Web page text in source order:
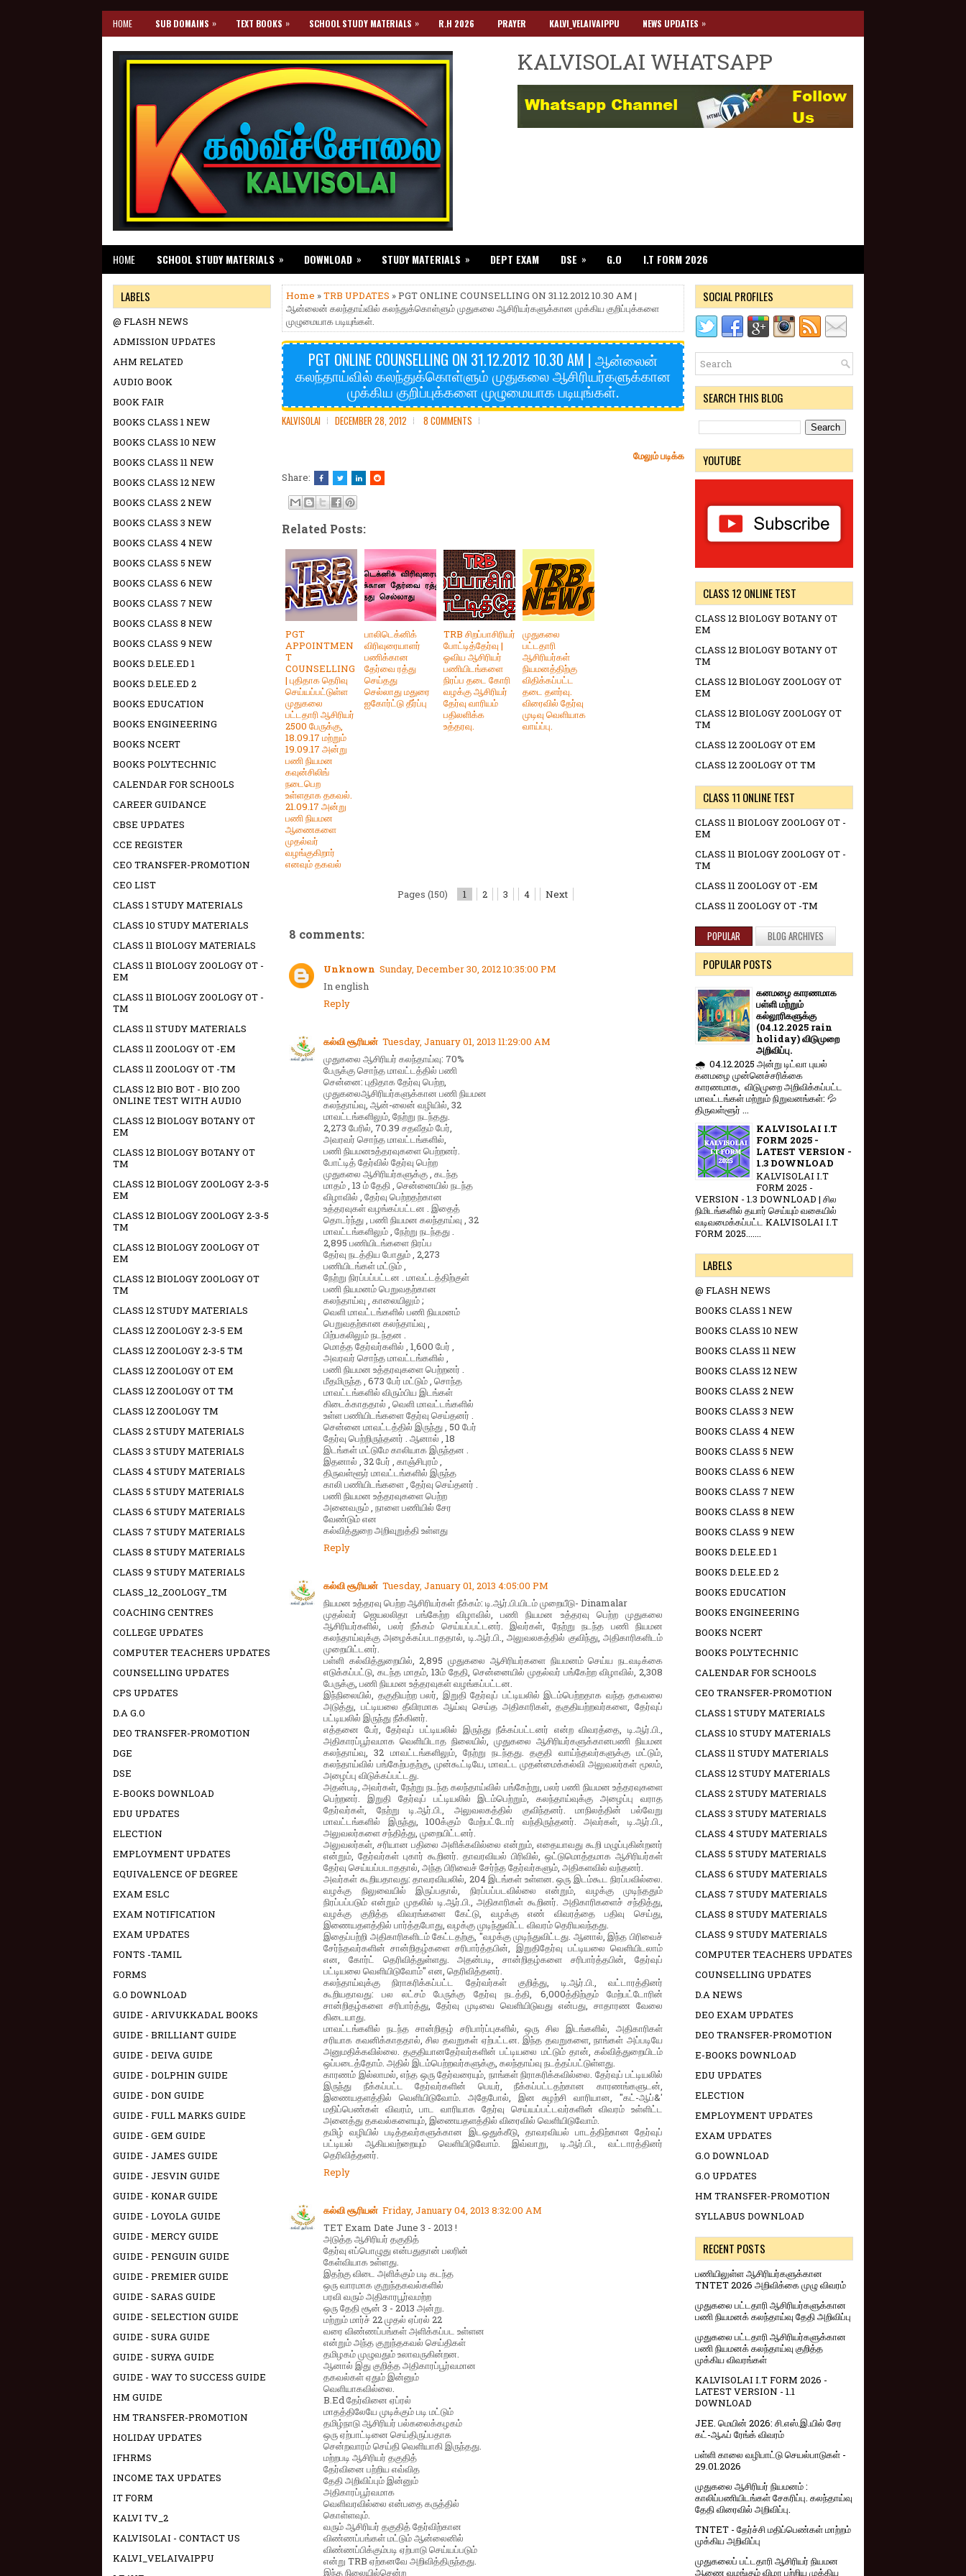
HOME SUB DOMAINS » TEXT BOOKS » SCHOOL STUDY MATERIALS » R.H 2026 PRAYER KALVI_VELAIVAIPPU NEWS UPDATES »
KALVISOLAI WHATSAPP
HOME SCHOOL STUDY MATERIALS » DOWNLOAD » STUDY MATERIALS » DEPT EXAM DSE » G.O I.T FORM 2026
Home »TRB UPDATES » PGT ONLINE COUNSELLING ON 31.12.2012 10.30 AM |
ஆன்லைன் கலந்தாய்வில் கலந்துக்கொள்ளும் முதுகலை ஆசிரியர்களுக்கான முக்கிய குறிப்புக்களை
முழுமையாக படியுங்கள்.
PGT ONLINE COUNSELLING ON 31.12.2012 10.30 AM | ஆன்லைன்
கலந்தாய்வில் கலந்துக்கொள்ளும் முதுகலை ஆசிரியர்களுக்கான
முக்கிய குறிப்புக்களை முழுமையாக படியுங்கள்.
KALVISOLAI DECEMBER 28, 2012 8 COMMENTS
மேலும் படிக்க
Share:
Related Posts:
PGT
APPOINTMEN
T
COUNSELLING
| புதிதாக தெரிவு
செய்யப்பட்டுள்ள
முதுகலை
பட்டதாரி ஆசிரியர்
2500 பேருக்கு,
18.09.17 மற்றும்
19.09.17 அன்று
பணி நியமன
கவுன்சிலிங்
நடைபெற
உள்ளதாக தகவல்.
21.09.17 அன்று
பணி நியமன
ஆணைகளை
முதல்வர்
வழங்குகிறார்
எனவும் தகவல்
பாலிடெக்னிக்
விரிவுரையாளர்
பணிக்கான
தேர்வை ரத்து
செய்தது
செல்லாது மதுரை
ஐகோர்ட்டு தீர்ப்பு
TRB சிறப்பாசிரியர்
போட்டித்தேர்வு |
ஓவிய ஆசிரியர்
பணியிடங்களை
நிரப்ப தடை கோரி
வழக்கு ஆசிரியர்
தேர்வு வாரியம்
பதிலளிக்க
உத்தரவு.
முதுகலை
பட்டதாரி
ஆசிரியர்கள்
நியமனத்திற்கு
விதிக்கப்பட்ட
தடை தளர்வு.
விரைவில் தேர்வு
முடிவு வெளியாக
வாய்ப்பு.
Pages (150) 1 2 3 4 Next
8 comments:
Unknown Sunday, December 30, 2012 10:35:00 PM
In english
Reply
கல்வி சூரியன் Tuesday, January 01, 2013 11:29:00 AM
முதுகலை ஆசிரியர் கலந்தாய்வு: 70%
பேருக்கு சொந்த மாவட்டத்தில் பணி
சென்னை: புதிதாக தேர்வு பெற்ற,
முதுகலைஆசிரியர்களுக்கான பணி நியமன
கலந்தாய்வு, ஆன்-லைன் வழியில், 32
மாவட்டங்களிலும், நேற்று நடந்தது.
2,273 பேரில், 70.39 சதவீதம் பேர்,
அவரவர் சொந்த மாவட்டங்களில்,
பணி நியமனஉத்தரவுகளை பெற்றனர்.
போட்டித் தேர்வில் தேர்வு பெற்ற
முதுகலை ஆசிரியர்களுக்கு , கடந்த
மாதம் , 13 ம் தேதி , சென்னையில் நடந்த
விழாவில் , தேர்வு பெற்றதற்கான
உத்தரவுகள் வழங்கப்பட்டன . இதைத்
தொடர்ந்து , பணி நியமன கலந்தாய்வு , 32
மாவட்டங்களிலும் , நேற்று நடந்தது .
2,895 பணியிடங்களை நிரப்ப
தேர்வு நடத்திய போதும் , 2,273
பணியிடங்கள் மட்டும் ,
நேற்று நிரப்பப்பட்டன . மாவட்டத்திற்குள்
பணி நியமனம் பெறுவதற்கான
கலந்தாய்வு , காலையிலும் ;
வெளி மாவட்டங்களில் பணி நியமனம்
பெறுவதற்கான கலந்தாய்வு ,
பிற்பகலிலும் நடந்தன .
மொத்த தேர்வர்களில் , 1,600 பேர் ,
அவரவர் சொந்த மாவட்டங்களில் ,
பணி நியமன உத்தரவுகளை பெற்றனர் .
மீதமிருந்த , 673 பேர் மட்டும் , சொந்த
மாவட்டங்களில் விரும்பிய இடங்கள்
கிடைக்காததால் , வெளி மாவட்டங்களில்
உள்ள பணியிடங்களை தேர்வு செய்தனர் .
சென்னை மாவட்டத்தில் இருந்து , 50 பேர்
தேர்வு பெற்றிருந்தனர் . ஆனால் , 18
இடங்கள் மட்டுமே காலியாக இருந்தன .
இதனால் , 32 பேர் , காஞ்சிபுரம் ,
திருவள்ளூர் மாவட்டங்களில் இருந்த
காலி பணியிடங்களை , தேர்வு செய்தனர் .
பணி நியமன உத்தரவுகளை பெற்ற
அனைவரும் , நாளை பணியில் சேர
வேண்டும் என
கல்வித்துறை அறிவுறுத்தி உள்ளது
Reply
கல்வி சூரியன் Tuesday, January 01, 2013 4:05:00 PM
நியமன உத்தரவு பெற்ற ஆசிரியர்கள் நீக்கம்: டி.ஆர்.பி.யிடம் முறையீடு- Dinamalar
முதல்வர் ஜெயலலிதா பங்கேற்ற விழாவில், பணி நியமன உத்தரவு பெற்ற முதுகலை
ஆசிரியர்களில், பலர் நீக்கம் செய்யப்பட்டனர். இவர்கள், நேற்று நடந்த பணி நியமன
கலந்தாய்வுக்கு அழைக்கப்படாததால், டி.ஆர்.பி., அலுவலகத்தில் குவிந்து, அதிகாரிகளிடம்
முறையிட்டனர்.
பள்ளி கல்வித்துறையில், 2,895 முதுகலை ஆசிரியர்களை நியமனம் செய்ய நடவடிக்கை
எடுக்கப்பட்டு, கடந்த மாதம், 13ம் தேதி, சென்னையில் முதல்வர் பங்கேற்ற விழாவில், 2,308
பேருக்கு, பணி நியமன உத்தரவுகள் வழங்கப்பட்டன.
இந்நிலையில், தகுதியற்ற பலர், இறுதி தேர்வுப் பட்டியலில் இடம்பெற்றதாக வந்த தகவலை
அடுத்து, பட்டியலை தீவிரமாக ஆய்வு செய்த அதிகாரிகள், தகுதியற்றவர்களை, தேர்வுப்
பட்டியலில் இருந்து நீக்கினர்.
எத்தனை பேர், தேர்வுப் பட்டியலில் இருந்து நீக்கப்பட்டனர் என்ற விவரத்தை, டி.ஆர்.பி.,
அதிகாரப்பூர்வமாக வெளியிடாத நிலையில், முதுகலை ஆசிரியர்களுக்கானபணி நியமன
கலந்தாய்வு, 32 மாவட்டங்களிலும், நேற்று நடந்தது. தகுதி வாய்ந்தவர்களுக்கு மட்டும்,
கலந்தாய்வில் பங்கேற்பதற்கு, முன்கூட்டியே, மாவட்ட முதன்மைக்கல்வி அலுவலர்கள் மூலம்,
அழைப்பு விடுக்கப்பட்டது.
அதன்படி, அவர்கள், நேற்று நடந்த கலந்தாய்வில் பங்கேற்று, பலர் பணி நியமன உத்தரவுகளை
பெற்றனர். இறுதி தேர்வுப் பட்டியலில் இடம்பெற்றும், கலந்தாய்வுக்கு அழைப்பு வராத
தேர்வர்கள், நேற்று டி.ஆர்.பி., அலுவலகத்தில் குவிந்தனர். மாநிலத்தின் பல்வேறு
மாவட்டங்களில் இருந்து, 100க்கும் மேற்பட்டோர் வந்திருந்தனர். அவர்கள், டி.ஆர்.பி.,
அலுவலர்களை சந்தித்து, முறையிட்டனர்.
அலுவலர்கள், சரியான பதிலை அளிக்கவில்லை என்றும், எதையாவது கூறி மழுப்புகின்றனர்
என்றும், தேர்வர்கள் புகார் கூறினர். தாவரவியல் பிரிவில், ஒட்டுமொத்தமாக ஆசிரியர்கள்
தேர்வு செய்யப்படாததால், அந்த பிரிவைச் சேர்ந்த தேர்வர்களும், அதிகளவில் வந்தனர்.
அவர்கள் கூறியதாவது: தாவரவியலில், 204 இடங்கள் உள்ளன. ஒரு இடம்கூட நிரப்பவில்லை.
வழக்கு நிலுவையில் இருப்பதால், நிரப்பப்படவில்லை என்றும், வழக்கு முடிந்ததும்
நிரப்பப்படும் என்றும் முதலில் டி.ஆர்.பி., அதிகாரிகள் கூறினர். அதிகாரிகளைச் சந்தித்து,
வழக்கு குறித்த விவரங்களை கேட்டு, வழக்கு எண் விவரத்தை பதிவு செய்து,
இணையதளத்தில் பார்த்தபோது, வழக்கு முடிந்துவிட்ட விவரம் தெரியவந்தது.
இதைப்பற்றி அதிகாரிகளிடம் கேட்டதற்கு, "வழக்கு முடிந்துவிட்டது. ஆனால், இந்த பிரிவைச்
சேர்ந்தவர்களின் சான்றிதழ்களை சரிபார்த்தபின், இறுதிதேர்வு பட்டியலை வெளியிடலாம்
என, கோர்ட் தெரிவித்துள்ளது. அதன்படி, சான்றிதழ்களை சரிபார்த்தபின், தேர்வுப்
பட்டியலை வெளியிடுவோம்" என, தெரிவித்தனர்.
கலந்தாய்வுக்கு நிராகரிக்கப்பட்ட தேர்வர்கள் குறித்து, டி.ஆர்.பி., வட்டாரத்தினர்
கூறியதாவது: பல லட்சம் பேருக்கு தேர்வு நடத்தி, 6,000த்திற்கும் மேற்பட்டோரின்
சான்றிதழ்களை சரிபார்த்து, தேர்வு முடிவை வெளியிடுவது என்பது, சாதாரண வேலை
கிடையாது.
மாவட்டங்களில் நடந்த சான்றிதழ் சரிபார்ப்புகளில், ஒரு சில இடங்களில், அதிகாரிகள்
சரியாக கவனிக்காததால், சில தவறுகள் ஏற்பட்டன. இந்த தவறுகளை, நாங்கள் அப்படியே
அனுமதிக்கவில்லை. தகுதியானதேர்வர்களின் பட்டியலை மட்டும் தான், கல்வித்துறையிடம்
ஒப்படைத்தோம். அதில் இடம்பெற்றவர்களுக்கு, கலந்தாய்வு நடத்தப்பட்டுள்ளது.
காரணம் இல்லாமல், எந்த ஒரு தேர்வரையும், நாங்கள் நிராகரிக்கவில்லை. தேர்வுப் பட்டியலில்
இருந்து நீக்கப்பட்ட தேர்வர்களின் பெயர், நீக்கப்பட்டதற்கான காரணங்களுடன்,
இணையதளத்தில் வெளியிடுவோம். அதேபோல், இன சுழற்சி வாரியான, "கட்-ஆப்&'
மதிப்பெண்கள் விவரம், பாட வாரியாக தேர்வு செய்யப்பட்டவர்களின் விவரம் உள்ளிட்ட
அனைத்து தகவல்களையும், இணையதளத்தில் விரைவில் வெளியிடுவோம்.
தமிழ் வழியில் படித்தவர்களுக்கான இடஒதுக்கீடு, தாவரவியல் பாடத்திற்கான தேர்வுப்
பட்டியல் ஆகியவற்றையும் வெளியிடுவோம். இவ்வாறு, டி.ஆர்.பி., வட்டாரத்தினர்
தெரிவித்தனர்.
Reply
கல்வி சூரியன் Friday, January 04, 2013 8:32:00 AM
TET Exam Date June 3 - 2013 !
அடுத்த ஆசிரியர் தகுதித்
தேர்வு எப்பொழுது என்பதுதான் பலரின்
கேள்வியாக உள்ளது.
இதற்கு விடை அளிக்கும் படி கடந்த
ஒரு வாரமாக குறுந்தகவல்களில்
பரவி வரும் அதிகாரபூர்வமற்ற
ஒரு தேதி சூன் 3 - 2013 அன்று.
மற்றும் மார்ச் 22 முதல் ஏப்ரல் 22
வரை விண்ணப்பங்கள் அளிக்கப்பட உள்ளன
என்றும் அந்த குறுந்தகவல் செய்திகள்
தமிழகம் முழுவதும் உலாவருகின்றன.
ஆனால் இது குறித்த அதிகாரப்பூர்வமான
தகவல்கள் ஏதும் இன்னும்
வெளியாகவில்லை.
B.Ed தேர்வினை ஏப்ரல்
மாதத்திலேயே முடிக்கும் படி மட்டும்
தமிழ்நாடு ஆசிரியர் பல்கலைக்கழகம்
ஒரு ஏற்பாட்டினை செய்திருப்பதாக
சென்றவாரம் செய்தி வெளியாகி இருந்தது.
மற்றபடி ஆசிரியர் தகுதித்
தேர்வினை பற்றிய எவ்வித
தேதி அறிவிப்பும் இன்னும்
அதிகாரப்பூர்வமாக
வெளிவரவில்லை என்பதை கருத்தில்
கொள்ளவும்.
வரும் ஆசிரியர் தகுதித் தேர்விற்கான
விண்ணப்பங்கள் மட்டும் ஆன்லைனில்
விண்ணப்பிக்கும்படி ஏற்பாடு செய்யப்படும்
என்று TRB ஏற்கனவே அறிவித்திருந்தது.
இந்த நிலையில்சென்ற
LABELS
@ FLASH NEWS
ADMISSION UPDATES
AHM RELATED
AUDIO BOOK
BOOK FAIR
BOOKS CLASS 1 NEW
BOOKS CLASS 10 NEW
BOOKS CLASS 11 NEW
BOOKS CLASS 12 NEW
BOOKS CLASS 2 NEW
BOOKS CLASS 3 NEW
BOOKS CLASS 4 NEW
BOOKS CLASS 5 NEW
BOOKS CLASS 6 NEW
BOOKS CLASS 7 NEW
BOOKS CLASS 8 NEW
BOOKS CLASS 9 NEW
BOOKS D.ELE.ED 1
BOOKS D.ELE.ED 2
BOOKS EDUCATION
BOOKS ENGINEERING
BOOKS NCERT
BOOKS POLYTECHNIC
CALENDAR FOR SCHOOLS
CAREER GUIDANCE
CBSE UPDATES
CCE REGISTER
CEO TRANSFER-PROMOTION
CEO LIST
CLASS 1 STUDY MATERIALS
CLASS 10 STUDY MATERIALS
CLASS 11 BIOLOGY MATERIALS
CLASS 11 BIOLOGY ZOOLOGY OT -
EM
CLASS 11 BIOLOGY ZOOLOGY OT -
TM
CLASS 11 STUDY MATERIALS
CLASS 11 ZOOLOGY OT -EM
CLASS 11 ZOOLOGY OT -TM
CLASS 12 BIO BOT - BIO ZOO
ONLINE TEST WITH AUDIO
CLASS 12 BIOLOGY BOTANY OT
EM
CLASS 12 BIOLOGY BOTANY OT
TM
CLASS 12 BIOLOGY ZOOLOGY 2-3-5
EM
CLASS 12 BIOLOGY ZOOLOGY 2-3-5
TM
CLASS 12 BIOLOGY ZOOLOGY OT
EM
CLASS 12 BIOLOGY ZOOLOGY OT
TM
CLASS 12 STUDY MATERIALS
CLASS 12 ZOOLOGY 2-3-5 EM
CLASS 12 ZOOLOGY 2-3-5 TM
CLASS 12 ZOOLOGY OT EM
CLASS 12 ZOOLOGY OT TM
CLASS 12 ZOOLOGY TM
CLASS 2 STUDY MATERIALS
CLASS 3 STUDY MATERIALS
CLASS 4 STUDY MATERIALS
CLASS 5 STUDY MATERIALS
CLASS 6 STUDY MATERIALS
CLASS 7 STUDY MATERIALS
CLASS 8 STUDY MATERIALS
CLASS 9 STUDY MATERIALS
CLASS_12_ZOOLOGY_TM
COACHING CENTRES
COLLEGE UPDATES
COMPUTER TEACHERS UPDATES
COUNSELLING UPDATES
CPS UPDATES
D.A G.O
DEO TRANSFER-PROMOTION
DGE
DSE
E-BOOKS DOWNLOAD
EDU UPDATES
ELECTION
EMPLOYMENT UPDATES
EQUIVALENCE OF DEGREE
EXAM ESLC
EXAM NOTIFICATION
EXAM UPDATES
FONTS -TAMIL
FORMS
G.O DOWNLOAD
GUIDE - ARIVUKKADAL BOOKS
GUIDE - BRILLIANT GUIDE
GUIDE - DEIVA GUIDE
GUIDE - DOLPHIN GUIDE
GUIDE - DON GUIDE
GUIDE - FULL MARKS GUIDE
GUIDE - GEM GUIDE
GUIDE - JAMES GUIDE
GUIDE - JESVIN GUIDE
GUIDE - KONAR GUIDE
GUIDE - LOYOLA GUIDE
GUIDE - MERCY GUIDE
GUIDE - PENGUIN GUIDE
GUIDE - PREMIER GUIDE
GUIDE - SARAS GUIDE
GUIDE - SELECTION GUIDE
GUIDE - SURA GUIDE
GUIDE - SURYA GUIDE
GUIDE - WAY TO SUCCESS GUIDE
HM GUIDE
HM TRANSFER-PROMOTION
HOLIDAY UPDATES
IFHRMS
INCOME TAX UPDATES
IT FORM
KALVI TV_2
KALVISOLAI - CONTACT US
KALVI_VELAIVAIPPU
SOCIAL PROFILES
SEARCH THIS BLOG
YOUTUBE
CLASS 12 ONLINE TEST
CLASS 12 BIOLOGY BOTANY OT
EM
CLASS 12 BIOLOGY BOTANY OT
TM
CLASS 12 BIOLOGY ZOOLOGY OT
EM
CLASS 12 BIOLOGY ZOOLOGY OT
TM
CLASS 12 ZOOLOGY OT EM
CLASS 12 ZOOLOGY OT TM
CLASS 11 ONLINE TEST
CLASS 11 BIOLOGY ZOOLOGY OT -
EM
CLASS 11 BIOLOGY ZOOLOGY OT -
TM
CLASS 11 ZOOLOGY OT -EM
CLASS 11 ZOOLOGY OT -TM
POPULAR BLOG ARCHIVES
POPULAR POSTS
கனமழை காரணமாக
பள்ளி மற்றும்
கல்லூரிகளுக்கு
(04.12.2025 rain
holiday) விடுமுறை
அறிவிப்பு.
🌧️ 04.12.2025 அன்று டிட்வா புயல்
கனமழை முன்னெச்சரிக்கை
காரணமாக, விடுமுறை அறிவிக்கப்பட்ட
மாவட்டங்கள் மற்றும் நிறுவனங்கள்: 💦
திருவள்ளூர் ...
KALVISOLAI I.T
FORM 2025 -
LATEST VERSION -
1.3 DOWNLOAD
KALVISOLAI I.T
FORM 2025 -
VERSION - 1.3 DOWNLOAD | சில
நிமிடங்களில் தயார் செய்யும் வகையில்
வடிவமைக்கப்பட்ட KALVISOLAI I.T
FORM 2025.......
LABELS
@ FLASH NEWS
BOOKS CLASS 1 NEW
BOOKS CLASS 10 NEW
BOOKS CLASS 11 NEW
BOOKS CLASS 12 NEW
BOOKS CLASS 2 NEW
BOOKS CLASS 3 NEW
BOOKS CLASS 4 NEW
BOOKS CLASS 5 NEW
BOOKS CLASS 6 NEW
BOOKS CLASS 7 NEW
BOOKS CLASS 8 NEW
BOOKS CLASS 9 NEW
BOOKS D.ELE.ED 1
BOOKS D.ELE.ED 2
BOOKS EDUCATION
BOOKS ENGINEERING
BOOKS NCERT
BOOKS POLYTECHNIC
CALENDAR FOR SCHOOLS
CEO TRANSFER-PROMOTION
CLASS 1 STUDY MATERIALS
CLASS 10 STUDY MATERIALS
CLASS 11 STUDY MATERIALS
CLASS 12 STUDY MATERIALS
CLASS 2 STUDY MATERIALS
CLASS 3 STUDY MATERIALS
CLASS 4 STUDY MATERIALS
CLASS 5 STUDY MATERIALS
CLASS 6 STUDY MATERIALS
CLASS 7 STUDY MATERIALS
CLASS 8 STUDY MATERIALS
CLASS 9 STUDY MATERIALS
COMPUTER TEACHERS UPDATES
COUNSELLING UPDATES
D.A NEWS
DEO EXAM UPDATES
DEO TRANSFER-PROMOTION
E-BOOKS DOWNLOAD
EDU UPDATES
ELECTION
EMPLOYMENT UPDATES
EXAM UPDATES
G.O DOWNLOAD
G.O UPDATES
HM TRANSFER-PROMOTION
SYLLABUS DOWNLOAD
RECENT POSTS
பணியிலுள்ள ஆசிரியர்களுக்கான
TNTET 2026 அறிவிக்கை முழு விவரம்
முதுகலை பட்டதாரி ஆசிரியர்களுக்கான
பணி நியமனக் கலந்தாய்வு தேதி அறிவிப்பு
முதுகலை பட்டதாரி ஆசிரியர்களுக்கான
பணி நியமனக் கலந்தாய்வு குறித்த
முக்கிய விவரங்கள்
KALVISOLAI I.T FORM 2026 -
LATEST VERSION - 1.1
DOWNLOAD
JEE. மெயின் 2026: சி.எஸ்.இ.யில் சேர
கட்-ஆஃப் ரேங்க் விவரம்
பள்ளி காலை வழிபாட்டு செயல்பாடுகள் -
29.01.2026
முதுகலை ஆசிரியர் நியமனம் :
காலிப்பணியிடங்கள் சேகரிப்பு. கலந்தாய்வு
தேதி விரைவில் அறிவிப்பு.
TNTET - தேர்ச்சி மதிப்பெண்கள் மாற்றம்
முக்கிய அறிவிப்பு
முதுகலைப் பட்டதாரி ஆசிரியர் நியமன
ஆணை வழங்கும் விழா பற்றிய முக்கிய